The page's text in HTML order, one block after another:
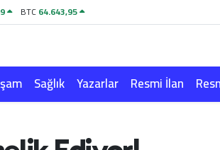
BTC64.643,95
Sağlık Yazarlar Resmi İlan